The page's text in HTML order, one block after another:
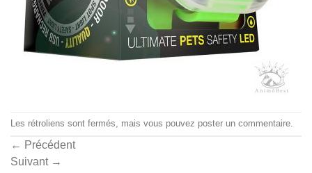
Les rétroliens sont fermés, mais vous pouvez poster un commentaire.
← Précédent
Suivant →